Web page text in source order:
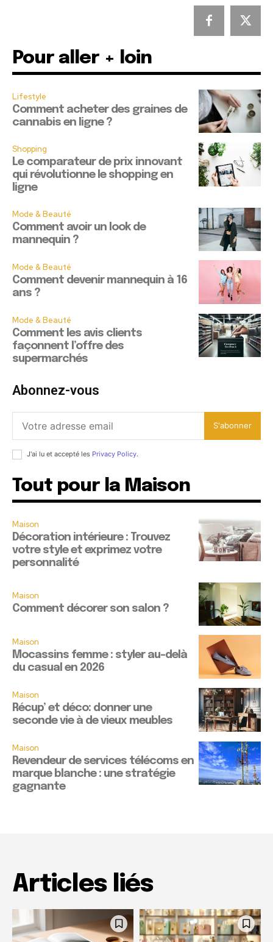
Pour aller + loin
Lifestyle
Comment acheter des graines de
cannabis en ligne ?
Shopping
Le comparateur de prix innovant
qui révolutionne le shopping en
ligne
Mode & Beauté
Comment avoir un look de
mannequin ?
Mode & Beauté
Comment devenir mannequin à 16
ans ?
Mode & Beauté
Comment les avis clients
façonnent l’offre des
supermarchés
Abonnez-vous
S'abonner
J'ai lu et accepté les Privacy Policy.
Tout pour la Maison
Maison
Décoration intérieure : Trouvez
votre style et exprimez votre
personnalité
Maison
Comment décorer son salon ?
Maison
Mocassins femme : styler au-delà
du casual en 2026
Maison
Récup’ et déco: donner une
seconde vie à de vieux meubles
Maison
Revendeur de services télécoms en
marque blanche : une stratégie
gagnante
Articles liés